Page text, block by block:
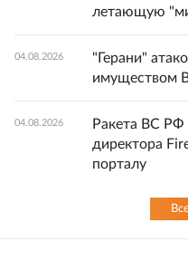
летающую
04.08.2026
"Герани"
имуществом
04.08.2026
Ракета ВС РФ
директора
порталу